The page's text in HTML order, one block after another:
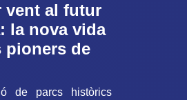
vent al futur
la nova vida
pioners de
de parcs històrics